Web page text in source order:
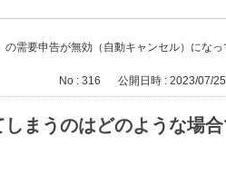
の需要申告が無効（自動キャンセル）になっ
No : 316 公開日時 : 2023/07/
まうのはどのような場合